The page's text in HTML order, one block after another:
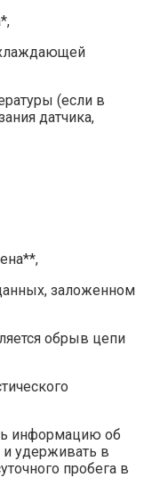
(если в
датчика,
заложенном
обрыв цепи
информацию об
и удерживать в
пробега в